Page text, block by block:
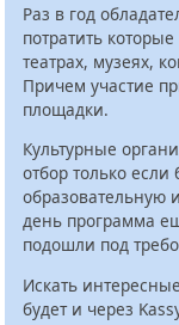
Раз в год
потратить
театрах, музеях,
Причем участие
площадки.
Культурные
отбор только
образовательную
день программа
подошли под
Искать
будет и через